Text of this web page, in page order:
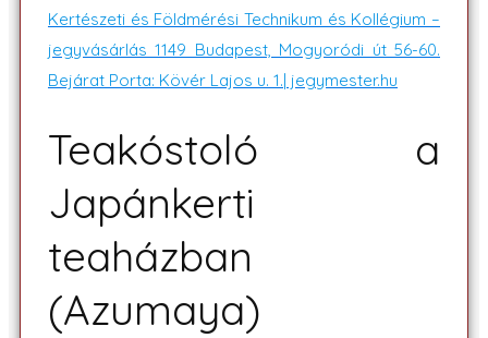
Kertészeti és Földmérési Technikum és Kollégium –
jegyvásárlás 1149 Budapest, Mogyoródi út 56-60.
Bejárat Porta: Kövér Lajos u. 1.| jegymester.hu
Teakóstoló a
Japánkerti
teaházban
(Azumaya)